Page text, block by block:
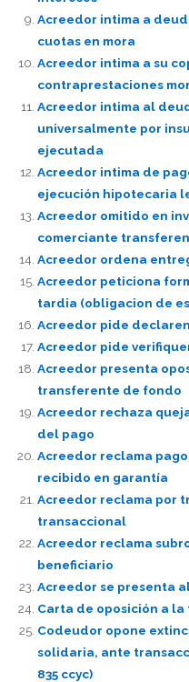
Acreedor intima a
cuotas en mora
Acreedor intima a su
contraprestaciones
Acreedor intima al
universalmente por
ejecutada
Acreedor intima de
ejecución hipotecaria
Acreedor omitido en
comerciante
Acreedor ordena
Acreedor peticiona
tardia (obligacion de
Acreedor pide
Acreedor pide
Acreedor presenta
transferente de fondo
Acreedor rechaza
del pago
Acreedor reclama
recibido en garantía
Acreedor reclama por
transaccional
Acreedor reclama
beneficiario
Acreedor se presenta
Carta de oposición a
Codeudor opone
solidaria, ante
835 ccyc)